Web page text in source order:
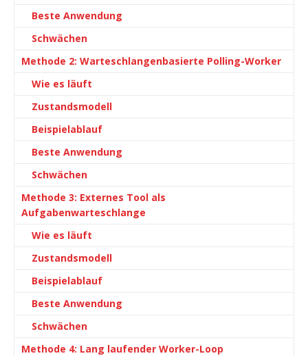
Beste Anwendung
Schwächen
Methode 2: Warteschlangenbasierte Polling-Worker
Wie es läuft
Zustandsmodell
Beispielablauf
Beste Anwendung
Schwächen
Methode 3: Externes Tool als
Aufgabenwarteschlange
Wie es läuft
Zustandsmodell
Beispielablauf
Beste Anwendung
Schwächen
Methode 4: Lang laufender Worker-Loop